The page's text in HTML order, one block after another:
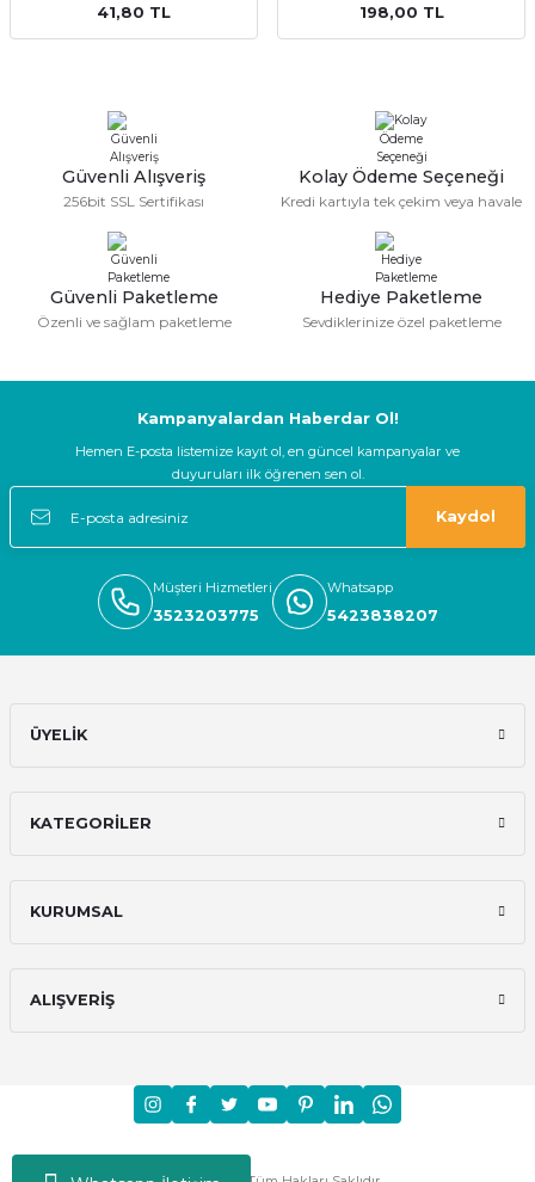
41,80 TL
198,00 TL
Güvenli Alışveriş
256bit SSL Sertifikası
Kolay Ödeme Seçeneği
Kredi kartıyla tek çekim veya havale
Güvenli Paketleme
Özenli ve sağlam paketleme
Hediye Paketleme
Sevdiklerinize özel paketleme
Kampanyalardan Haberdar Ol!
Hemen E-posta listemize kayıt ol, en güncel kampanyalar ve
duyuruları ilk öğrenen sen ol.
Kaydol
Müşteri Hizmetleri
3523203775
Whatsapp
5423838207
ÜYELİK
KATEGORİLER
KURUMSAL
ALIŞVERİŞ